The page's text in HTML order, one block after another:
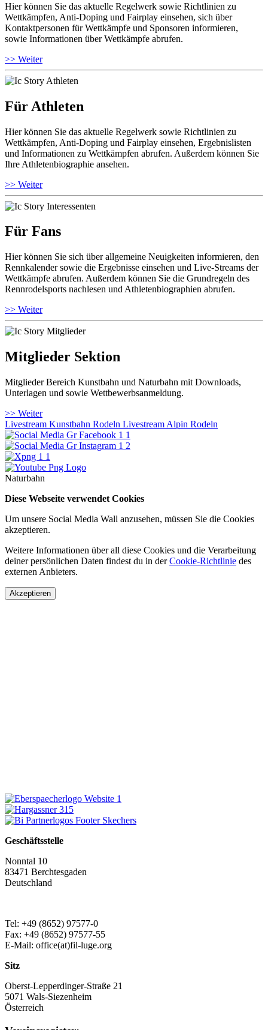
Hier können Sie das aktuelle Regelwerk sowie Richtlinien zu
Wettkämpfen, Anti-Doping und Fairplay einsehen, sich über
Kontaktpersonen für Wettkämpfe und Sponsoren informieren,
sowie Informationen über Wettkämpfe abrufen.
>> Weiter
Für Athleten
Hier können Sie das aktuelle Regelwerk sowie Richtlinien zu
Wettkämpfen, Anti-Doping und Fairplay einsehen, Ergebnislisten
und Informationen zu Wettkämpfen abrufen. Außerdem können Sie
Ihre Athletenbiographie ansehen.
>> Weiter
Für Fans
Hier können Sie sich über allgemeine Neuigkeiten informieren, den
Rennkalender sowie die Ergebnisse einsehen und Live-Streams der
Wettkämpfe abrufen. Außerdem können Sie die Grundregeln des
Rennrodelsports nachlesen und Athletenbiographien abrufen.
>> Weiter
Mitglieder Sektion
Mitglieder Bereich Kunstbahn und Naturbahn mit Downloads,
Unterlagen und sowie Wettbewerbsanmeldung.
>> Weiter
Livestream Kunstbahn Rodeln Livestream Alpin Rodeln
Naturbahn
Diese Webseite verwendet Cookies
Um unsere Social Media Wall anzusehen, müssen Sie die Cookies
akzeptieren.
Weitere Informationen über all diese Cookies und die Verarbeitung
deiner persönlichen Daten findest du in derCookie-Richtlinie des
externen Anbieters.
Akzeptieren
Geschäftsstelle
Nonntal 10
83471 Berchtesgaden
Deutschland
Tel: +49 (8652) 97577-0
Fax: +49 (8652) 97577-55
E-Mail: office(at)fil-luge.org
Sitz
Oberst-Lepperdinger-Straße 21
5071 Wals-Siezenheim
Österreich